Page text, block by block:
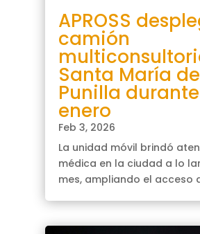
APROSS
camión
Santa María de
Punilla durante
enero
Feb 3, 2026
La unidad móvil brindó
médica en la ciudad a lo
mes, ampliando el acceso